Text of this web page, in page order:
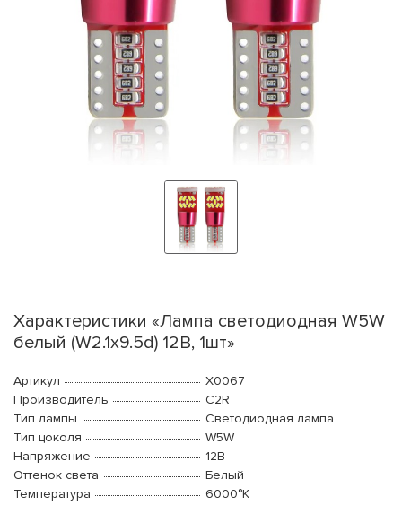
Характеристики «Лампа светодиодная W5W
белый (W2.1x9.5d) 12В, 1шт»
Артикул
X0067
Производитель
C2R
Тип лампы
Светодиодная лампа
Тип цоколя
W5W
Напряжение
12В
Оттенок света
Белый
Температура
6000°K